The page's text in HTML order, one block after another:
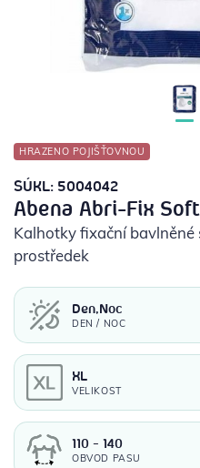
POTŘEBY PRO DIABETIKY
STOMICKÉ POMŮCKY
OCHRANNÉ POMŮCKY
HRAZENO POJIŠŤOVNOU
SÚKL: 5004042
Abena Abri-Fix
Kalhotky fixační bavlněné
prostředek
Den,Noc
DEN / NOC
XL
VELIKOST
110 - 140
OBVOD PASU